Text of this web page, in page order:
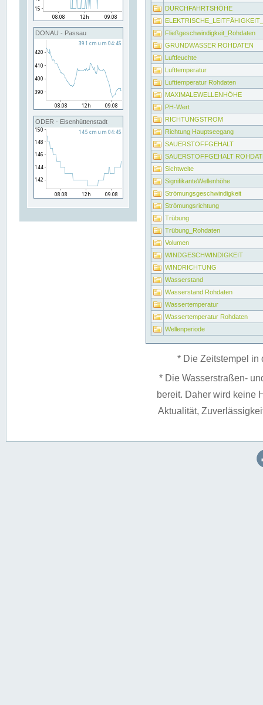
DONAU - Passau
ODER - Eisenhüttenstadt
DURCHFAHRTSHÖHE
Fließgeschwindigkeit_Rohdaten
GRUNDWASSER ROHDATEN
Luftfeuchte
Lufttemperatur
Lufttemperatur Rohdaten
MAXIMALEWELLENHÖHE
PH-Wert
RICHTUNGSTROM
Richtung Hauptseegang
SAUERSTOFFGEHALT
SAUERSTOFFGEHALT
Sichtweite
SignifikanteWellenhöhe
Strömungsgeschwindigkeit
Strömungsrichtung
Trübung
Trübung_Rohdaten
Volumen
WINDGESCHWINDIGKEIT
WINDRICHTUNG
Wasserstand
Wasserstand Rohdaten
Wassertemperatur
Wassertemperatur Rohdaten
Wellenperiode
* Die Zeitstempel in
* Die Wasserstraßen-
bereit. Daher wird keine
Aktualität,